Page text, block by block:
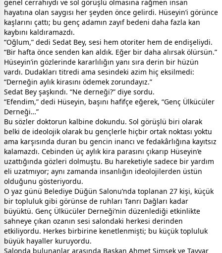
genel cerrahıydı ve sol görüşlü olmasına rağmen insan
hayatına olan saygısı her şeyden önce gelirdi. Hüseyin’i görünce
kaşlarını çattı; bu genç adamın zayıf bedeni daha fazla kan
kaybını kaldıramazdı.
“Oğlum,” dedi Sedat Bey, sesi hem otoriter hem de endişeliydi.
“Bir hafta önce senden kan aldık. Eğer bir daha alırsak ölürsün.”
Hüseyin’in gözlerinde kararlılığın yanı sıra derin bir hüzün
vardı. Dudakları titredi ama sesindeki azim hiç eksilmedi:
“Derneğin aylık kirasını ödemek zorundayız.”
Sedat Bey şaşkındı. “Ne derneği?” diye sordu.
“Efendim,” dedi Hüseyin, başını hafifçe eğerek, “Genç Ülkücüler
Derneği…”
Bu sözler doktorun kalbine dokundu. Sol görüşlü biri olarak
belki de ideolojik olarak bu gençlerle hiçbir ortak noktası yoktu
ama karşısında duran bu gencin inancı ve fedakârlığına kayıtsız
kalamazdı. Cebinden üç aylık kira parasını çıkarıp Hüseyin’e
uzattığında gözleri dolmuştu. Bu hareketiyle sadece bir yardım
eli uzatmıyor; aynı zamanda insanlığın ideolojilerden üstün
olduğunu gösteriyordu.
O yaz günü Belediye Düğün Salonu’nda toplanan 27 kişi, küçük
bir topluluk gibi görünse de ruhları Tanrı Dağları kadar
büyüktü. Genç Ülkücüler Derneği’nin düzenlediği etkinlikte
sahneye çıkan ozanın sesi salondaki herkesi derinden
etkiliyordu. Herkes birbirine kenetlenmişti; bu küçük topluluk
büyük hayaller kuruyordu.
Salonda bulunanlar arasında Başkan Ahmet Şimşek ve Tayyar